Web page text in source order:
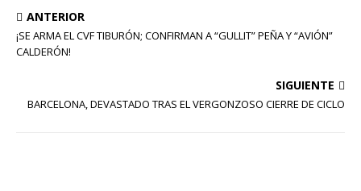
ANTERIOR
¡SE ARMA EL CVF TIBURÓN; CONFIRMAN A “GULLIT” PEÑA Y “AVIÓN”
CALDERÓN!
SIGUIENTE
BARCELONA, DEVASTADO TRAS EL VERGONZOSO CIERRE DE CICLO